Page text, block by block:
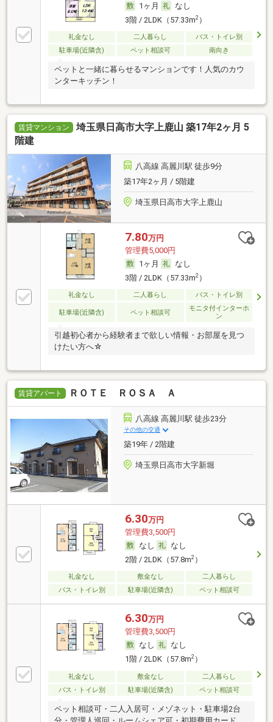
1ヶ月
なし
3階 / 2LDK（57.33m2）
礼金なし 二人暮らし
バス・トイレ別
駐車場(近隣含)
ペット相談可 南向き
ペットと一緒に暮らせるマンションです！人気のカウ
ンターキッチン！
賃貸マンション
埼玉県日高市大字上鹿山 築17年2ヶ月 5
階建
八高線 高麗川駅 徒歩9分
築17年2ヶ月 / 5階建
埼玉県日高市大字上鹿山
7.80万円
管理費5,000円
1ヶ月
なし
3階 / 2LDK（57.33m2）
礼金なし 二人暮らし バス・トイレ別
駐車場(近隣含) ペット相談可
モニタ付インターホ
ン
引越初心者から経験者まで欲しい情報・お部屋を見つ
けたい方へ☆
賃貸アパート ＲＯＴＥ ＲＯＳＡ Ａ
八高線 高麗川駅 徒歩23分
その他の交通
築19年 / 2階建
埼玉県日高市大字新堀
6.30万円
管理費3,500円
なし
なし
2階 / 2LDK（57.8m2）
礼金なし 敷金なし
二人暮らし
バス・トイレ別
駐車場(近隣含) ペット相談可
6.30万円
管理費3,500円
なし
なし
1階 / 2LDK（57.8m2）
礼金なし 敷金なし
二人暮らし
バス・トイレ別
駐車場(近隣含) ペット相談可
ペット相談可・二人入居可・メゾネット・駐車場2台